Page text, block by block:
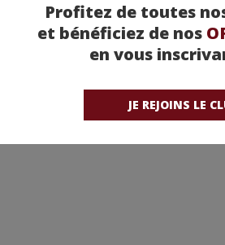
Profitez de toutes
et bénéficiez de nos
en vous
JE REJOINS LE
Achetez-la chez nos